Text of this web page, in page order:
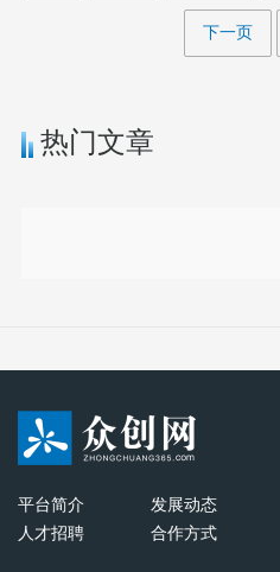
下一页
热门文章
平台简介
发展动态
人才招聘
合作方式